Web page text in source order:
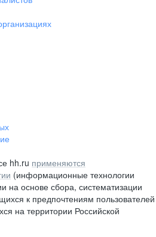
hh.ru применяются
(информационные технологии
на основе сбора, систематизации
к предпочтениям пользователей
на территории Российской